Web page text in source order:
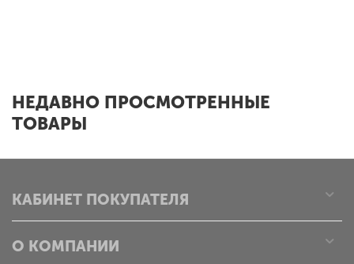
НЕДАВНО ПРОСМОТРЕННЫЕ
ТОВАРЫ
КАБИНЕТ ПОКУПАТЕЛЯ
О КОМПАНИИ